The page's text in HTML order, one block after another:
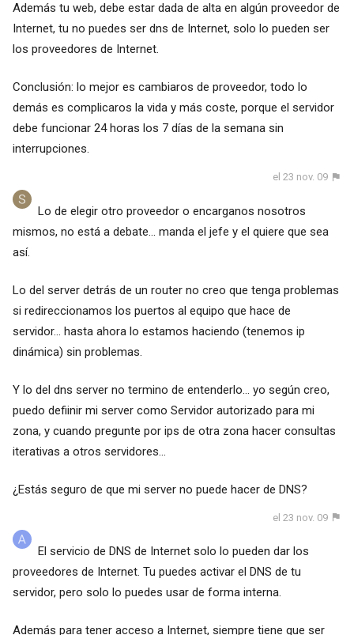
Además tu web, debe estar dada de alta en algún proveedor de
Internet, tu no puedes ser dns de Internet, solo lo pueden ser
los proveedores de Internet.
Conclusión: lo mejor es cambiaros de proveedor, todo lo
demás es complicaros la vida y más coste, porque el servidor
debe funcionar 24 horas los 7 días de la semana sin
interrupciones.
el 23 nov. 09
Lo de elegir otro proveedor o encarganos nosotros
mismos, no está a debate... manda el jefe y el quiere que sea
así.
Lo del server detrás de un router no creo que tenga problemas
si redireccionamos los puertos al equipo que hace de
servidor... hasta ahora lo estamos haciendo (tenemos ip
dinámica) sin problemas.
Y lo del dns server no termino de entenderlo... yo según creo,
puedo defiinir mi server como Servidor autorizado para mi
zona, y cuando pregunte por ips de otra zona hacer consultas
iterativas a otros servidores...
¿Estás seguro de que mi server no puede hacer de DNS?
el 23 nov. 09
El servicio de DNS de Internet solo lo pueden dar los
proveedores de Internet. Tu puedes activar el DNS de tu
servidor, pero solo lo puedes usar de forma interna.
Además para tener acceso a Internet, siempre tiene que ser